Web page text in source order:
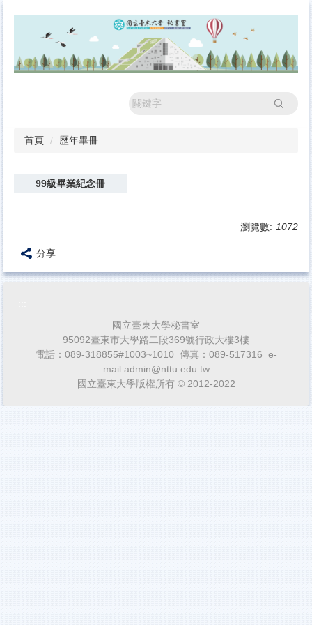
跳
內
:::
搜尋
首頁 歷年畢冊
99級畢業紀念冊
瀏覽數: 1072
分享
國立臺東大學秘書室
95092臺東市大學路二段369號行政大樓3樓
電話：089-318855#1003~1010 傳真：089-517316 e-
mail:admin@nttu.edu.tw
國立臺東大學版權所有 © 2012-2022